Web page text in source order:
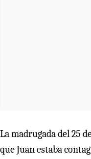
La madrugada del 25
que Juan estaba